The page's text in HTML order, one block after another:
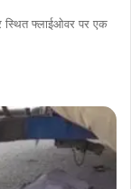
स्थित फ्लाईओवर पर एक